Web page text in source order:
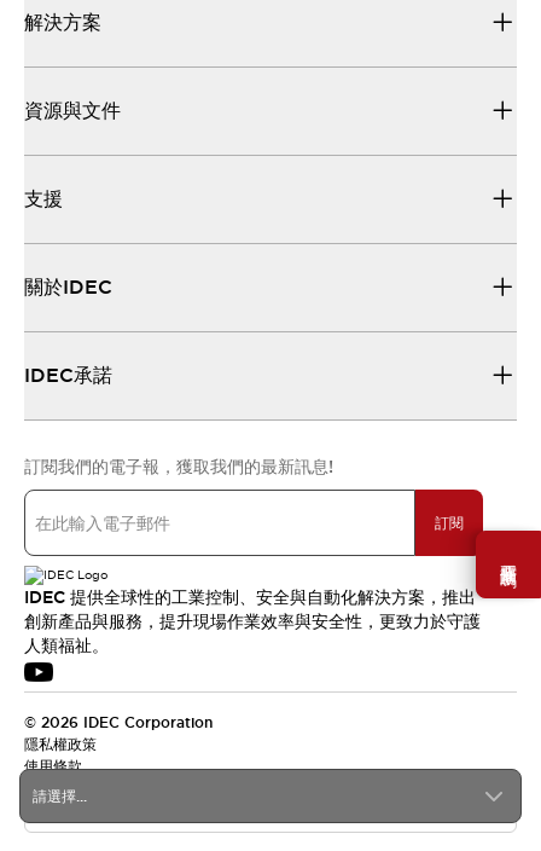
需要幫助嗎？
請選擇...
解決方案
資源與文件
支援
關於IDEC
IDEC承諾
訂閱我們的電子報，獲取我們的最新訊息!
訂閱
IDEC 提供全球性的工業控制、安全與自動化解決方案，推出
創新產品與服務，提升現場作業效率與安全性，更致力於守護
人類福祉。
© 2026 IDEC Corporation
隱私權政策
使用條款
台灣